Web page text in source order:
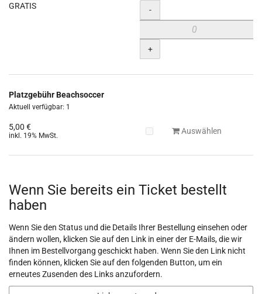
GRATIS Menge
-
+
Platzgebühr Beachsoccer
Aktuell verfügbar: 1
5,00 €
inkl. 19% MwSt.
Auswählen
Wenn Sie bereits ein Ticket bestellt
haben
Wenn Sie den Status und die Details Ihrer Bestellung einsehen oder
ändern wollen, klicken Sie auf den Link in einer der E-Mails, die wir
Ihnen im Bestellvorgang geschickt haben. Wenn Sie den Link nicht
finden können, klicken Sie auf den folgenden Button, um ein
erneutes Zusenden des Links anzufordern.